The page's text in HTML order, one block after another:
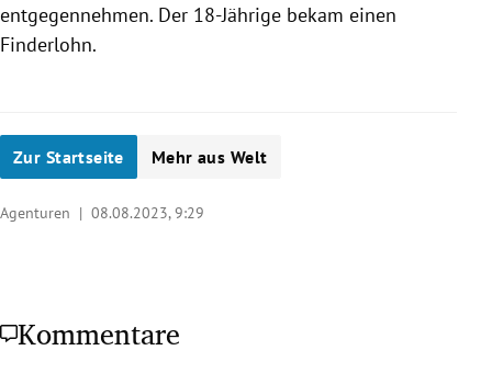
entgegennehmen. Der 18-Jährige bekam einen
Finderlohn.
Zur Startseite Mehr aus Welt
Agenturen | 08.08.2023, 9:29
Kommentare